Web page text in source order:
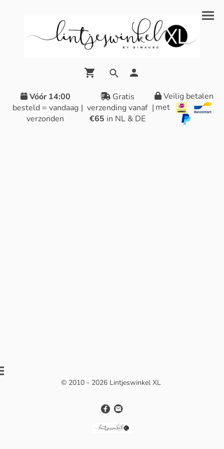
Vóór 14:00
besteld = vandaag
verzonden
|
Gratis
verzending vanaf
€65 in NL & DE
|
Veilig betalen
met
© 2010 - 2026 Lintjeswinkel XL